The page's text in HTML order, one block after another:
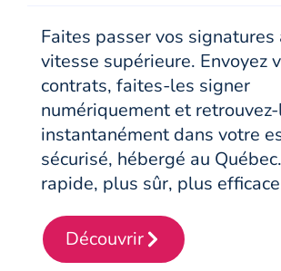
Faites passer vos signatures
vitesse supérieure. Envoyez
contrats, faites-les signer
numériquement et
instantanément dans votre
sécurisé, hébergé au
rapide, plus sûr, plus
Découvrir